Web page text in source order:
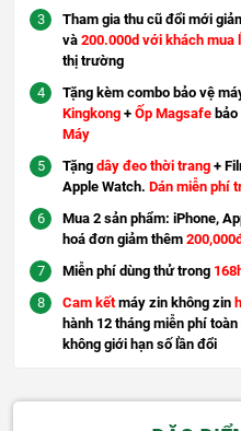
Tham gia thu cũ đổi mới
và 200.000d với khách mua
thị trường
Tặng kèm combo bảo vệ
Kingkong + Ốp Magsafe
Máy
Tặng dây đeo thời trang +
Apple Watch. Dán miễn phí
Mua 2 sản phẩm: iPhone,
hoá đơn giảm thêm
Miễn phí dùng thử trong
Cam kếtmáy zin không zin
hành 12 tháng miễn phí
không giới hạn số lần đổi